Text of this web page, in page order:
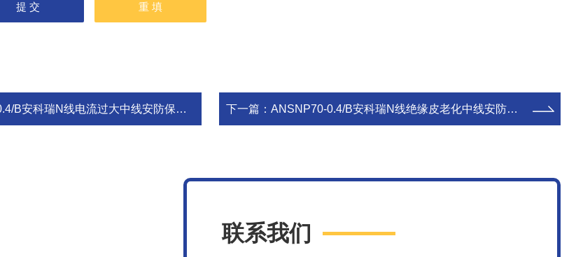
B安科瑞N线电流过大中线安防保护器 下一篇： ANSNP70-0.4/B安科瑞N线绝缘皮老化中线安防保护器
联系我们